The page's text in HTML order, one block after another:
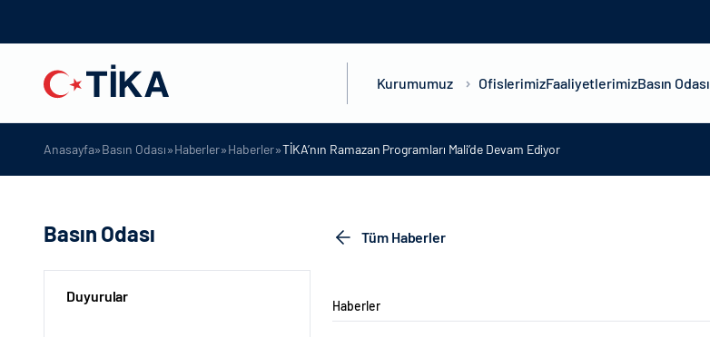
Kurumumuz OfislerimizFaaliyetlerimizBasın Odası
Anasayfa»Basın Odası»Haberler»Haberler»TİKA’nın Ramazan Programları Mali’de Devam Ediyor
Basın Odası
Duyurular
Tüm Haberler
Haberler